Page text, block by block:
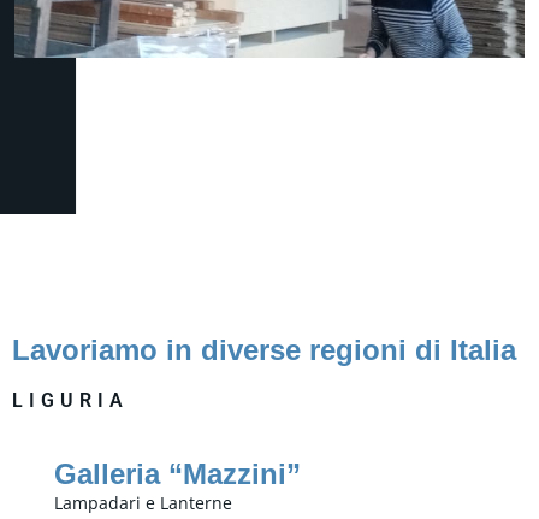
Lavoriamo in diverse regioni di Italia
LIGURIA
Galleria “Mazzini”
Lampadari e Lanterne